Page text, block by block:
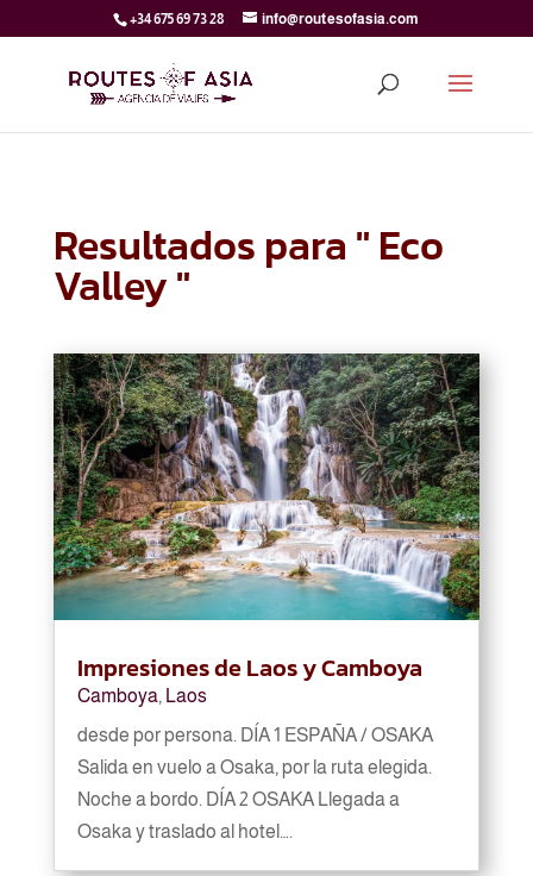
+34 675 69 73 28 info@routesofasia.com
Resultados para " Eco
Valley "
Impresiones de Laos y Camboya
Camboya, Laos
desde por persona. DÍA 1 ESPAÑA / OSAKA
Salida en vuelo a Osaka, por la ruta elegida.
Noche a bordo. DÍA 2 OSAKA Llegada a
Osaka y traslado al hotel….